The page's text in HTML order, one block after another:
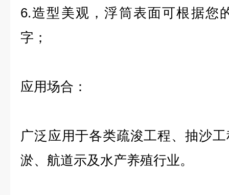
6.造型美观，浮筒表面可根据您
字；
应用场合：
广泛应用于各类疏浚工程、抽沙
淤、航道示及水产养殖行业。